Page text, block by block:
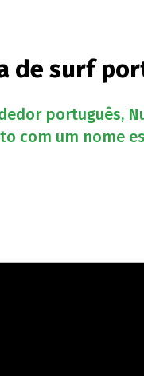
de surf
português,
com um nome